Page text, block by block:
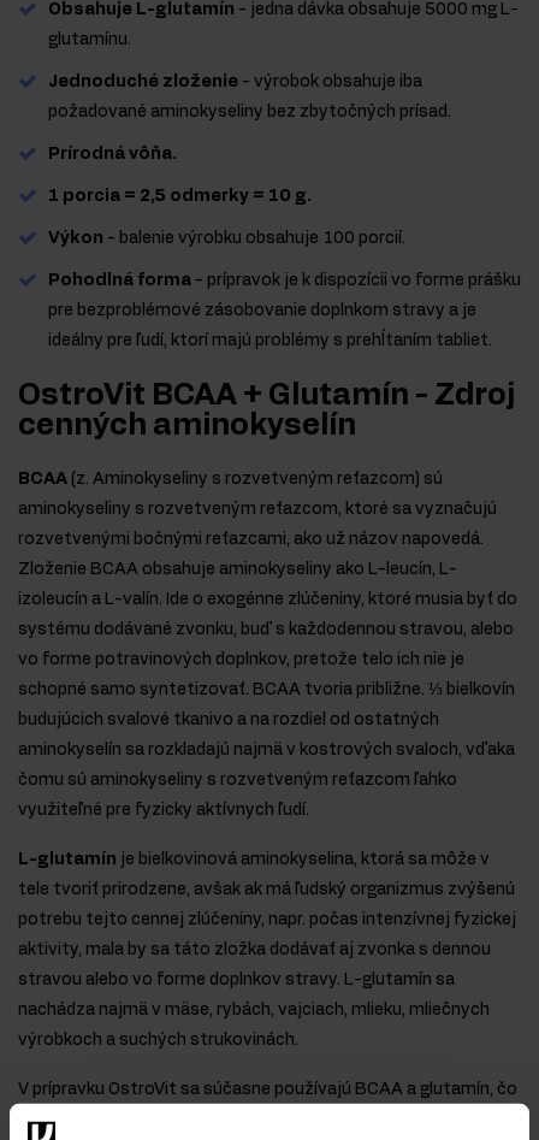
Obsahuje L-glutamín - jedna dávka obsahuje 5000 mg L-
glutamínu.
Jednoduché zloženie - výrobok obsahuje iba
požadované aminokyseliny bez zbytočných prísad.
Prírodná vôňa.
1 porcia = 2,5 odmerky = 10 g.
Výkon - balenie výrobku obsahuje 100 porcií.
Pohodlná forma - prípravok je k dispozícii vo forme prášku
pre bezproblémové zásobovanie doplnkom stravy a je
ideálny pre ľudí, ktorí majú problémy s prehĺtaním tabliet.
OstroVit BCAA + Glutamín - Zdroj
cenných aminokyselín
BCAA (z. Aminokyseliny s rozvetveným reťazcom) sú
aminokyseliny s rozvetveným reťazcom, ktoré sa vyznačujú
rozvetvenými bočnými reťazcami, ako už názov napovedá.
Zloženie BCAA obsahuje aminokyseliny ako L-leucín, L-
izoleucín a L-valín. Ide o exogénne zlúčeniny, ktoré musia byť do
systému dodávané zvonku, buď s každodennou stravou, alebo
vo forme potravinových doplnkov, pretože telo ich nie je
schopné samo syntetizovať. BCAA tvoria približne. ⅓ bielkovín
budujúcich svalové tkanivo a na rozdiel od ostatných
aminokyselín sa rozkladajú najmä v kostrových svaloch, vďaka
čomu sú aminokyseliny s rozvetveným reťazcom ľahko
využiteľné pre fyzicky aktívnych ľudí.
L-glutamín je bielkovinová aminokyselina, ktorá sa môže v
tele tvoriť prirodzene, avšak ak má ľudský organizmus zvýšenú
potrebu tejto cennej zlúčeniny, napr. počas intenzívnej fyzickej
aktivity, mala by sa táto zložka dodávať aj zvonka s dennou
stravou alebo vo forme doplnkov stravy. L-glutamín sa
nachádza najmä v mäse, rybách, vajciach, mlieku, mliečnych
výrobkoch a suchých strukovinách.
V prípravku OstroVit sa súčasne používajú BCAA a glutamín, čo
má pozitívny vplyv na kvalitu zmesi, pretože aminokyseliny